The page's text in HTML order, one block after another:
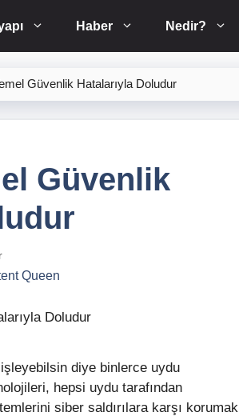
Haber Nedir?
Güvenlik Hatalarıyla Doludur
Güvenlik
Queen
diye binlerce uydu
hepsi uydu tarafından
siber saldırılara karşı korumak